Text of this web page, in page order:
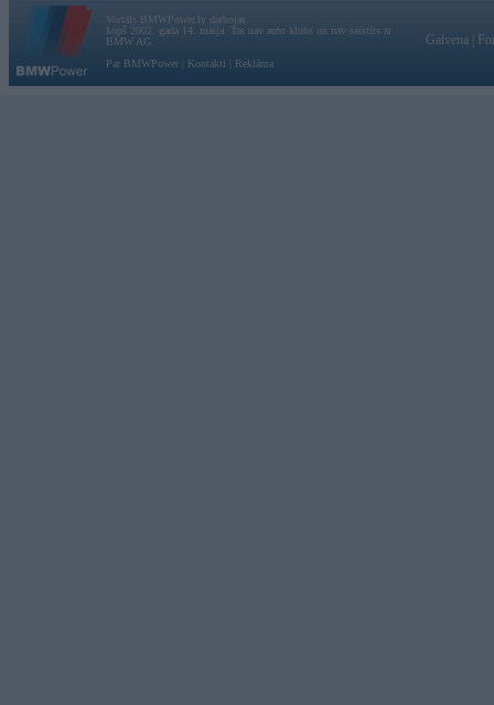
Vortāls BMWPower.lv darbojas
kopš 2002. gada 14. maija. Tas nav auto klubs un nav saistīts ar
BMW AG.
Par BMWPower
Kontakti Reklāma
Galvena